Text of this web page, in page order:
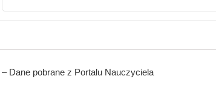
Dane pobrane z Portalu Nauczyciela